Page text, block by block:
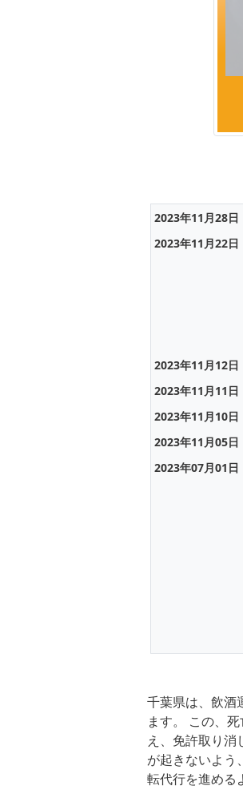
2023年11月28日
2023年11月22日
2023年11月12日
2023年11月11日
2023年11月10日
2023年11月05日
2023年07月01日
千葉県は、飲酒
ます。 この、
え、免許取り
が起きないよう
転代行を進める